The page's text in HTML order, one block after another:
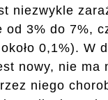
niezwykle
od 3% do 7%,
0,1%). W
nowy, nie ma
niego